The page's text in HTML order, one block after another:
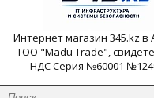
Интернет магазин 345.kz в
ТОО "Madu Trade",
НДС Серия №60001